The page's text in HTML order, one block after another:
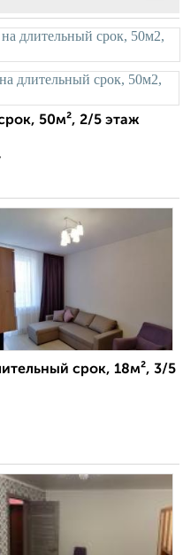
50м², 2/5 этаж
срок, 18м², 3/5